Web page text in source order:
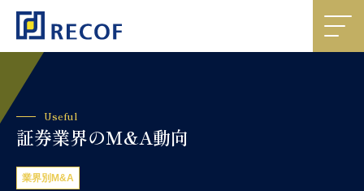
Useful
証券業界のM&A動向
業界別M&A